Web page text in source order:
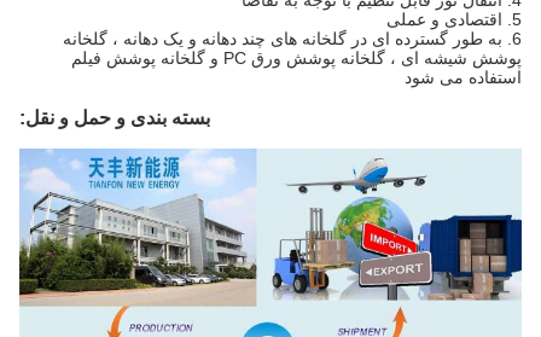
5. اقتصادی و عملی
6. به طور گسترده ای در گلخانه های چند دهانه و یک دهانه ، گلخانه
پوشش شیشه ای ، گلخانه پوشش ورق PC و گلخانه پوشش فیلم
استفاده می شود
بسته بندی و حمل و نقل: